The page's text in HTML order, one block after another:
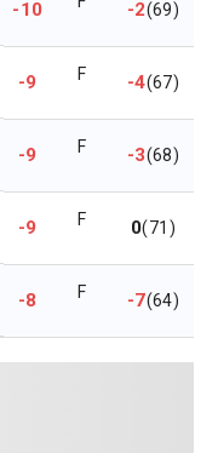
-10 -2(69)
-9 F -4(67)
-9 F -3(68)
-9 F 0(71)
-8 F -7(64)